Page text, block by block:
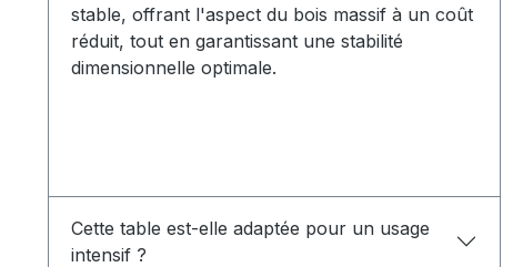
stable, offrant l'aspect du bois massif à un coût
réduit, tout en garantissant une stabilité
dimensionnelle optimale.
Cette table est-elle adaptée pour un usage
intensif ?